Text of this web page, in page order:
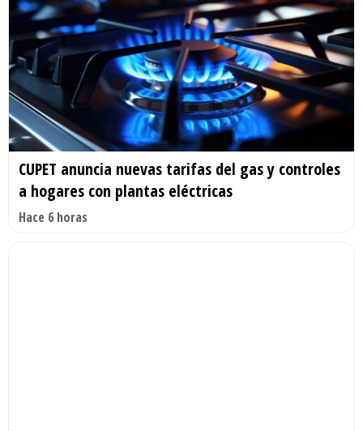
CUPET anuncia nuevas tarifas del gas y controles
a hogares con plantas eléctricas
Hace 6 horas